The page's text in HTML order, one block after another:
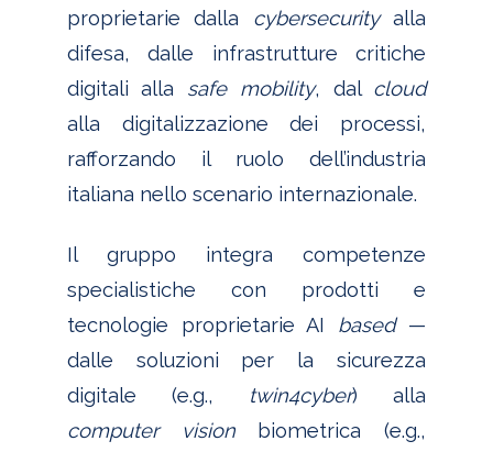
proprietarie dalla cybersecurityalla
difesa, dalle infrastrutture critiche
digitali alla safe mobility, dal cloud
alla digitalizzazione dei processi,
rafforzando il ruolo dell’industria
italiana nello scenario internazionale.
Il gruppo integra competenze
specialistiche con prodotti e
tecnologie proprietarie AI based—
dalle soluzioni per la sicurezza
digitale (e.g., twin4cyber)
alla
computer visionbiometrica (e.g.,